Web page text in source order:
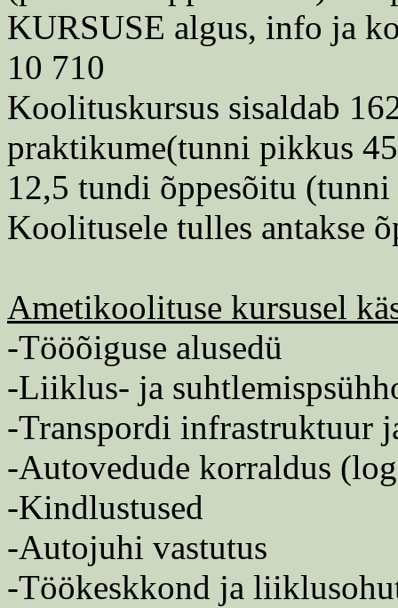
KURSUSE algus, info ja
10 710
Koolituskursus sisaldab
praktikume(tunni pikkus
12,5 tundi õppesõitu
Koolitusele tulles antakse
Ametikoolituse kursusel
-Tööõiguse alusedü
-Liiklus- ja
-Transpordi infrastruktuur
-Autovedude korraldus
-Kindlustused
-Autojuhi vastutus
-Töökeskkond ja